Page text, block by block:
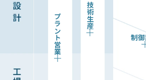
プラント営業 技術生産
制